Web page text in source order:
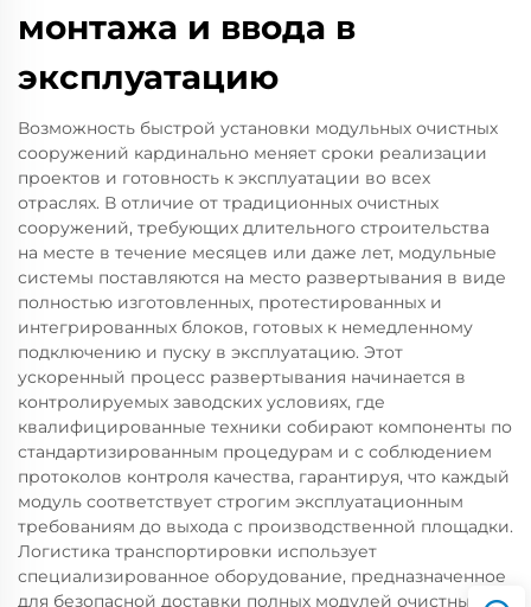
монтажа и ввода в
эксплуатацию
Возможность быстрой установки модульных очистных
сооружений кардинально меняет сроки реализации
проектов и готовность к эксплуатации во всех
отраслях. В отличие от традиционных очистных
сооружений, требующих длительного строительства
на месте в течение месяцев или даже лет, модульные
системы поставляются на место развертывания в виде
полностью изготовленных, протестированных и
интегрированных блоков, готовых к немедленному
подключению и пуску в эксплуатацию. Этот
ускоренный процесс развертывания начинается в
контролируемых заводских условиях, где
квалифицированные техники собирают компоненты по
стандартизированным процедурам и с соблюдением
протоколов контроля качества, гарантируя, что каждый
модуль соответствует строгим эксплуатационным
требованиям до выхода с производственной площадки.
Логистика транспортировки использует
специализированное оборудование, предназначенное
для безопасной доставки полных модулей очистных